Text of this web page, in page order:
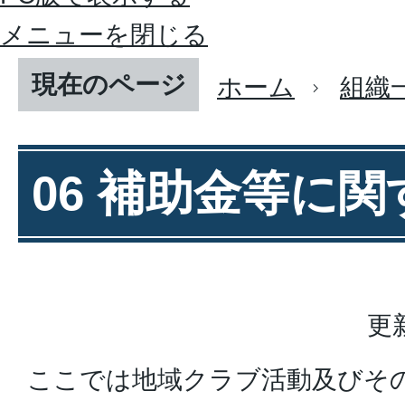
メニューを閉じる
現在のページ
ホーム 組織
06 補助金等に関
更
ここでは地域クラブ活動及びそ